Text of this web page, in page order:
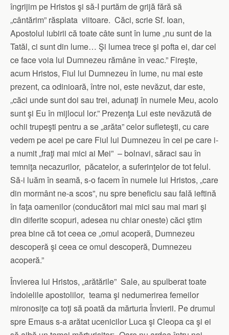
îngrijim pe Hristos şi să-I purtăm de grijă fără să
„cântărim” răsplata viitoare. Căci, scrie Sf. Ioan,
Apostolul iubirii că toate câte sunt în lume „nu sunt de la
Tatăl, ci sunt din lume… Şi lumea trece şi pofta ei, dar cel
ce face voia lui Dumnezeu rămâne în veac.” Fireşte,
acum Hristos, Fiul lui Dumnezeu în lume, nu mai este
prezent, ca odinioară, între noi, este nevăzut, dar este,
„căci unde sunt doi sau trei, adunaţi în numele Meu, acolo
sunt şi Eu în mijlocul lor.” Prezenţa Lui este nevăzută de
ochii trupeşti pentru a se „arăta” celor sufleteşti, cu care
vedem pe acei pe care Fiul lui Dumnezeu în cei pe care i-
a numit „fraţi mai mici ai Mei” – bolnavi, săraci sau în
temniţa necazurilor, păcatelor, a suferinţelor de tot felul.
Să-i luăm în seamă, s-o facem în numele lui Hristos, „care
din mormânt ne-a scos”, nu spre beneficiu sau fală ieftină
în faţa oamenilor (conducători mai mici sau mai mari şi
din diferite scopuri, adesea nu chiar oneste) căci ştim
prea bine că tot ceea ce „omul acoperă, Dumnezeu
descoperă şi ceea ce omul descoperă, Dumnezeu
acoperă.”
Învierea lui Hristos, „arătările” Sale, au spulberat toate
îndoielile apostolilor, teama şi nedumerirea femeilor
mironosiţe ca toţi să poată da mărturia Învierii. Pe drumul
spre Emaus s-a arătat ucenicilor Luca şi Cleopa ca şi ei